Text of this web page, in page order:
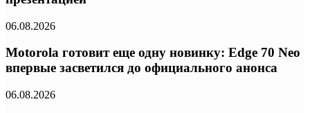
06.08.2026
Motorola готовит еще одну новинку: Edge 70 Neo
впервые засветился до официального анонса
06.08.2026